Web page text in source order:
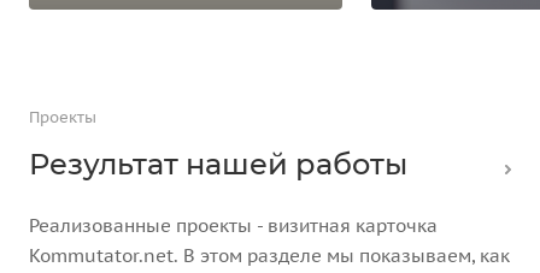
Проекты
Результат нашей работы
Реализованные проекты - визитная карточка
Kommutator.net. В этом разделе мы показываем, как